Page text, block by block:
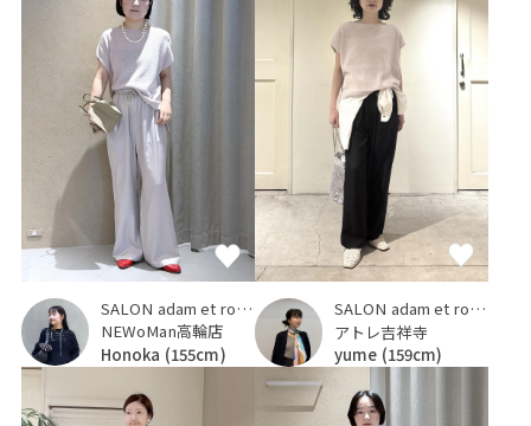
SALON adam et ropé
NEWoMan高輪店
Honoka (155cm)
SALON adam et ropé
アトレ吉祥寺
yume (159cm)